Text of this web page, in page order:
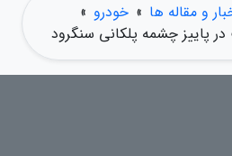
و مقاله ها » خودرو »
پاییز چشمه پلکانی سنگرود